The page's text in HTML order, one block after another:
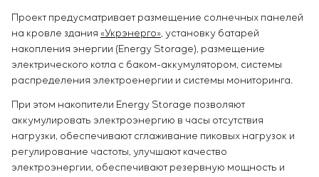
щитового оборудования
Разработка математических моделей объектов
управления
Разработка специальных алгоритмов
Разработка систем управления
Энергоаудит
Проект предусматривает размещение солнечных панелей
на кровле здания «Укрэнерго», установку батарей
накопления энергии (Energy Storage), размещение
электрического котла с баком-аккумулятором, системы
распределения электроенергии и системы мониторинга.
При этом накопители Energy Storage позволяют
аккумулировать электроэнергию в часы отсутствия
нагрузки, обеспечивают сглаживание пиковых нагрузок и
регулирование частоты, улучшают качество
электроэнергии, обеспечивают резервную мощность и